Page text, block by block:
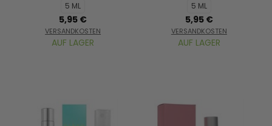
5 ML
5,95 €
VERSANDKOSTEN
AUF LAGER
5 ML
5,95 €
VERSANDKOSTEN
AUF LAGER